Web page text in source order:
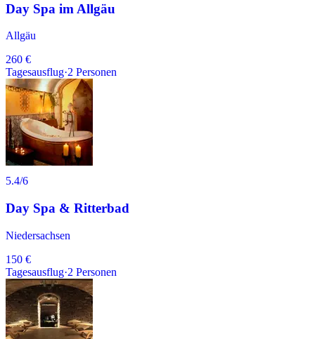
Day Spa im Allgäu
Allgäu
260 €
Tagesausflug·2 Personen
5.4/6
Day Spa & Ritterbad
Niedersachsen
150 €
Tagesausflug·2 Personen